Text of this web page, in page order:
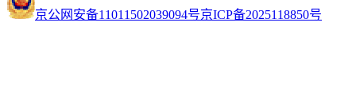
京公网安备11011502039094号京ICP备2025118850号